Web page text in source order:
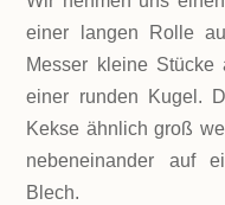
einer langen Rolle
Messer kleine
einer runden Kugel.
Kekse ähnlich groß
nebeneinander auf
Blech.